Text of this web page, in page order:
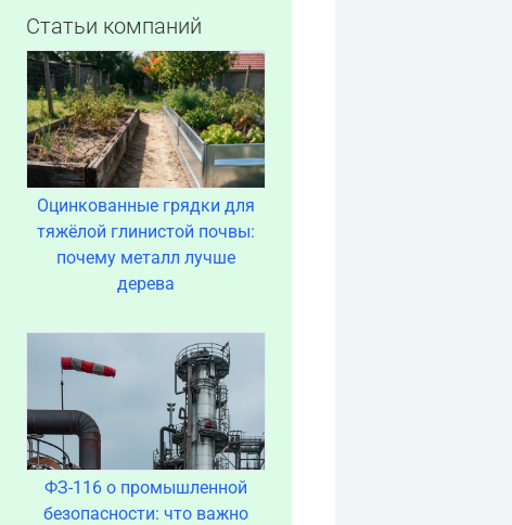
Статьи компаний
Оцинкованные грядки для
тяжёлой глинистой почвы:
почему металл лучше
дерева
ФЗ-116 о промышленной
безопасности: что важно